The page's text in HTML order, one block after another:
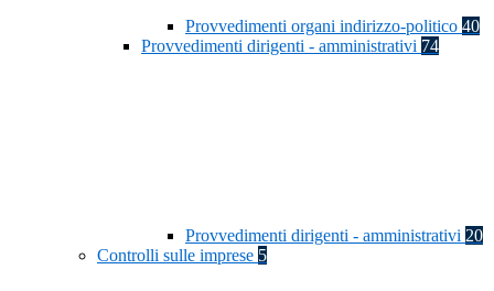
Provvedimenti organi indirizzo-politico 40
Provvedimenti dirigenti - amministrativi 74
Provvedimenti dirigenti - amministrativi 20
Controlli sulle imprese 5